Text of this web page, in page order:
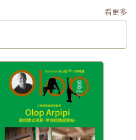
看更多